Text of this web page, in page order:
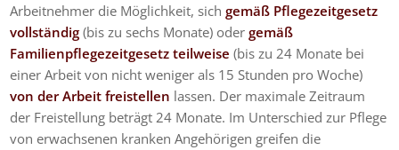
Arbeitnehmer die Möglichkeit, sichgemäß Pflegezeitgesetz
vollständig (bis zu sechs Monate) odergemäß
Familienpflegezeitgesetz teilweise (bis zu 24 Monate bei
einer Arbeit von nicht weniger als 15 Stunden pro Woche)
von der Arbeit freistellen lassen. Der maximale Zeitraum
der Freistellung beträgt 24 Monate. Im Unterschied zur Pflege
von erwachsenen kranken Angehörigen greifen die